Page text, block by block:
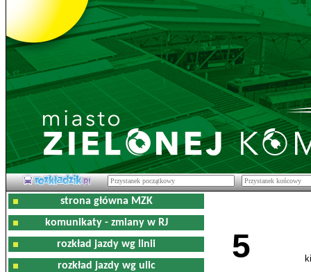
strona główna MZK
komunikaty - zmiany w RJ
rozkład jazdy wg linii
rozkład jazdy wg ulic
5